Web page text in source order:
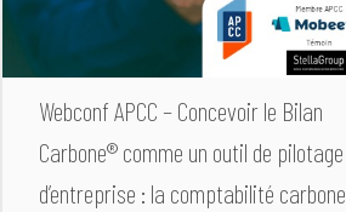
Webconf APCC – Concevoir le Bilan
Carbone® comme un outil de pilotage
d’entreprise : la comptabilité carbone